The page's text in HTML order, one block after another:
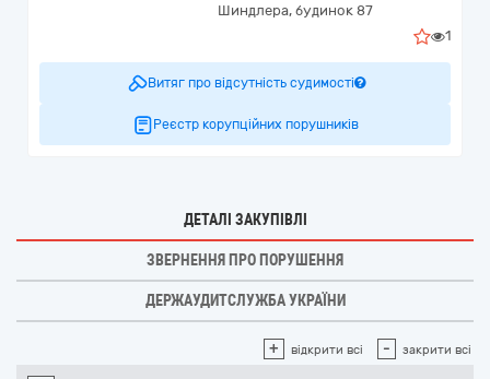
Шиндлера, будинок 87
1
Витяг про відсутність судимості
Реєстр корупційних порушників
ДЕТАЛІ ЗАКУПІВЛІ
ЗВЕРНЕННЯ ПРО ПОРУШЕННЯ
ДЕРЖАУДИТСЛУЖБА УКРАЇНИ
+ відкрити всі - закрити всі